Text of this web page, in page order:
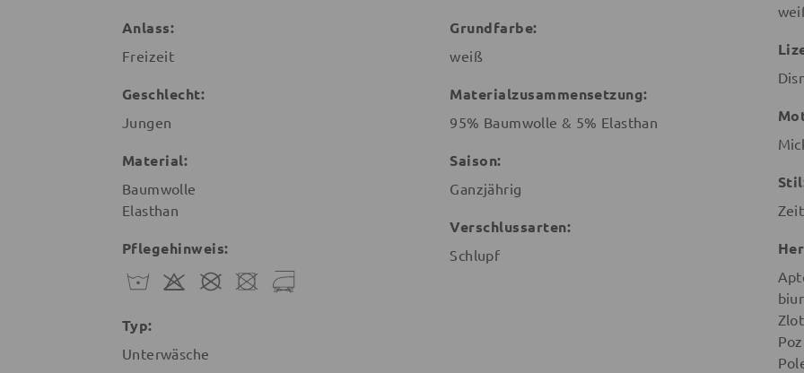
Anlass:
Freizeit
Geschlecht:
Jungen
Material:
Baumwolle
Elasthan
Pflegehinweis:
Typ:
Unterwäsche
Grundfarbe:
weiß
Materialzusammensetzung:
95% Baumwolle & 5% Elasthan
Saison:
Ganzjährig
Verschlussarten:
Schlupf